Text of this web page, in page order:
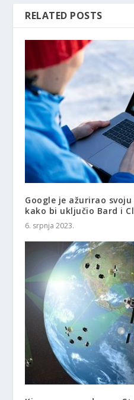
RELATED POSTS
Google je ažurirao
kako bi uključio Bard i
6. srpnja 2023.